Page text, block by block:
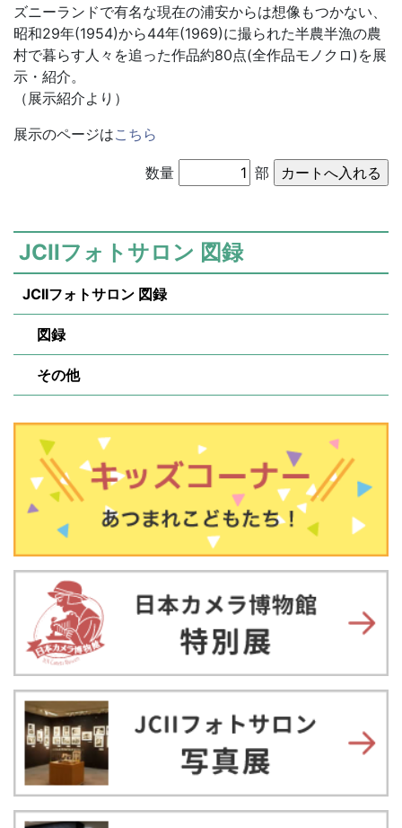
ズニーランドで有名な現在の浦安からは想像もつかない、
昭和29年(1954)から44年(1969)に撮られた半農半漁の農
村で暮らす人々を追った作品約80点(全作品モノクロ)を展
示・紹介。
（展示紹介より）
展示のページはこちら
数量 部
JCIIフォトサロン 図録
JCIIフォトサロン 図録
図録
その他